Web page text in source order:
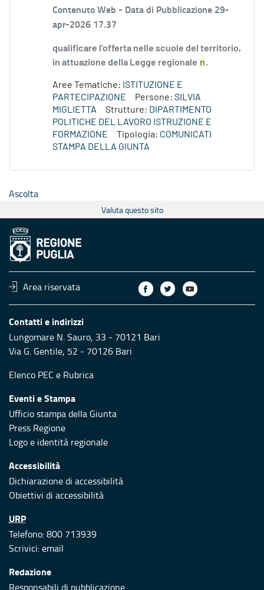
Contenuto Web - Data di Pubblicazione 29-
apr-2026 17.37
qualificare l’offerta nelle scuole del territorio,
in attuazione della Legge regionale n.
Aree Tematiche: ISTITUZIONE E
PARTECIPAZIONE
Persone: SILVIA
MIGLIETTA
Strutture: DIPARTIMENTO
POLITICHE DEL LAVORO ISTRUZIONE E
FORMAZIONE
Tipologia: COMUNICATI
STAMPA DELLA GIUNTA
Ascolta
Valuta questo sito
Area riservata
Contatti e indirizzi
Lungomare N. Sauro, 33 - 70121 Bari
Via G. Gentile, 52 - 70126 Bari
Elenco PEC e Rubrica
Eventi e Stampa
Ufficio stampa della Giunta
Press Regione
Logo e identità regionale
Accessibilità
Dichiarazione di accessibilità
Obiettivi di accessibilità
URP
Telefono: 800 713939
Scrivici:email
Redazione
Responsabili di pubblicazione